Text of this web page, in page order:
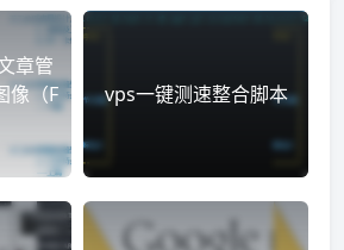
章管
像（F
vps一键测速整合脚本